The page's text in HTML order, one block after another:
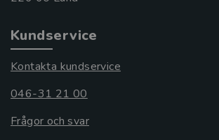
Kundservice
Kontakta kundservice
046-31 21 00
Frågor och svar